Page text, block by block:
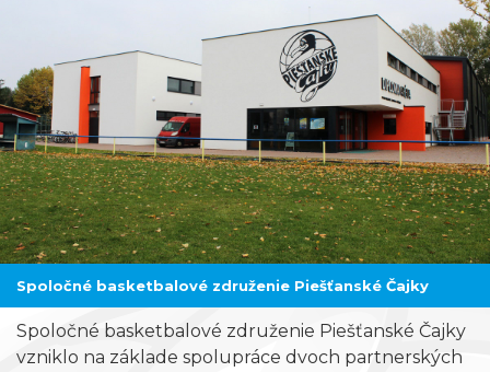
Spoločné basketbalové združenie Piešťanské Čajky
Spoločné basketbalové združenie Piešťanské Čajky
vzniklo na základe spolupráce dvoch partnerských